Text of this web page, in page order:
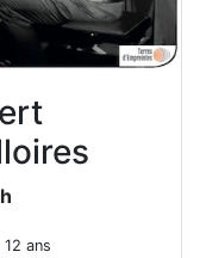
ans